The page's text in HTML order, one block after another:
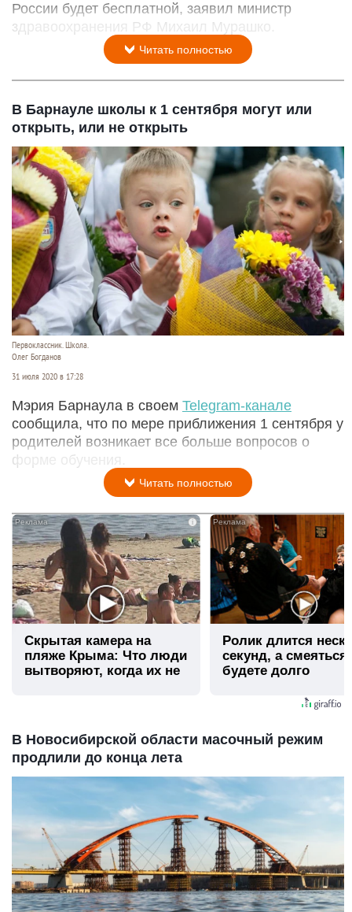
России будет бесплатной, заявил министр
здравоохранения РФ Михаил Мурашко.
Читать полностью
В Барнауле школы к 1 сентября могут или
открыть, или не открыть
Первоклассник. Школа.
Олег Богданов
31 июля 2020 в 17:28
Мэрия Барнаула в своем Telegram-канале
сообщила, что по мере приближения 1 сентября у
родителей возникает все больше вопросов о
форме обучения.
Читать полностью
i
Скрытая камера на
пляже Крыма: Что люди
вытворяют, когда их не
Ролик длится
секунд, а
будете долго
В Новосибирской области масочный режим
продлили до конца лета